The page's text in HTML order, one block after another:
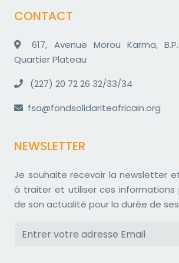
CONTACT
617, Avenue Morou Karma,
Quartier Plateau
(227) 20 72 26 32/33/34
fsa@fondsolidariteafricain.org
NEWSLETTER
Je souhaite recevoir la newsletter
à traiter et utiliser ces informations
de son actualité pour la durée de